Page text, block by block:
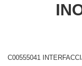
C00555041